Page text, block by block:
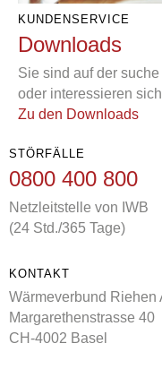
KUNDENSERVICE
Downloads
Sie sind auf der
oder interessieren
Zu den Downloads
STÖRFÄLLE
0800 400 800
Netzleitstelle von IWB
(24 Std./365 Tage)
KONTAKT
Wärmeverbund Riehen
Margarethenstrasse 40
CH-4002 Basel